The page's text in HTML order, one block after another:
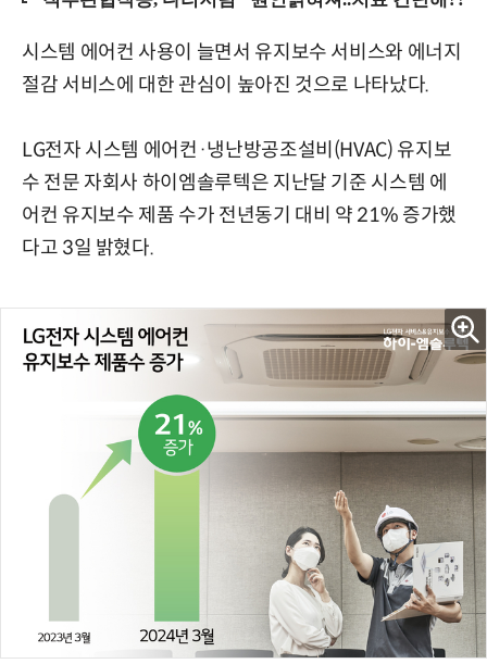
시스템 에어컨 사용이 늘면서 유지보수 서비스와 에너지
절감 서비스에 대한 관심이 높아진 것으로 나타났다.
LG전자 시스템 에어컨·냉난방공조설비(HVAC) 유지보
수 전문 자회사 하이엠솔루텍은 지난달 기준 시스템 에
어컨 유지보수 제품 수가 전년동기 대비 약 21% 증가했
다고 3일 밝혔다.